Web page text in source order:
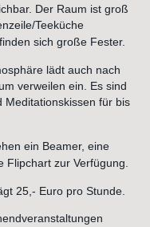
Der Raum ist groß
Teeküche
sich große Fester.
lädt auch nach
verweilen ein. Es sind
Meditationskissen für bis
ein Beamer, eine
Flipchart zur Verfügung.
25,- Euro pro Stunde.